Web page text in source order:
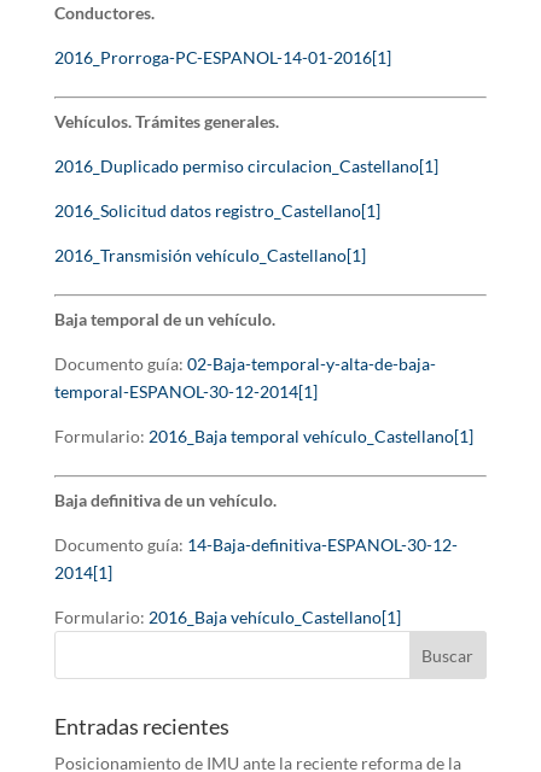
Conductores.
2016_Prorroga-PC-ESPANOL-14-01-2016[1]
Vehículos. Trámites generales.
2016_Duplicado permiso circulacion_Castellano[1]
2016_Solicitud datos registro_Castellano[1]
2016_Transmisión vehículo_Castellano[1]
Baja temporal de un vehículo.
Documento guía: 02-Baja-temporal-y-alta-de-baja-
temporal-ESPANOL-30-12-2014[1]
Formulario: 2016_Baja temporal vehículo_Castellano[1]
Baja definitiva de un vehículo.
Documento guía: 14-Baja-definitiva-ESPANOL-30-12-
2014[1]
Formulario: 2016_Baja vehículo_Castellano[1]
Entradas recientes
Posicionamiento de IMU ante la reciente reforma de la